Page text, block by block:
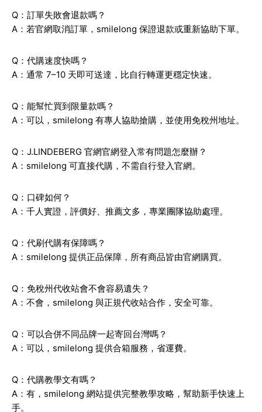
Q：訂單失敗會退款嗎？
A：若官網取消訂單，smilelong 保證退款或重新協助下單。
Q：代購速度快嗎？
A：通常 7–10 天即可送達，比自行轉運更穩定快速。
Q：能幫忙買到限量款嗎？
A：可以，smilelong 有專人協助搶購，並使用免稅州地址。
Q：J.LINDEBERG 官網官網登入常有問題怎麼辦？
A：smilelong 可直接代購，不需自行登入官網。
Q：口碑如何？
A：千人實證，評價好、推薦文多，專業團隊協助處理。
Q：代刷代購有保障嗎？
A：smilelong 提供正品保障，所有商品皆由官網購買。
Q：免稅州代收站會不會容易遺失？
A：不會，smilelong 與正規代收站合作，安全可靠。
Q：可以合併不同品牌一起寄回台灣嗎？
A：可以，smilelong 提供合箱服務，省運費。
Q：代購教學文有嗎？
A：有，smilelong 網站提供完整教學攻略，幫助新手快速上
手。